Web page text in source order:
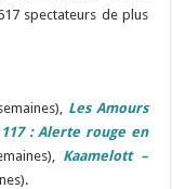
spectateurs de plus
Les Amours
117 : Alerte rouge en
Kaamelott –